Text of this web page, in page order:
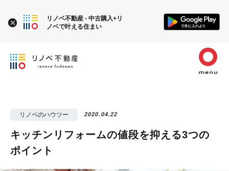
リノベのハウツー 2020.04.22
キッチンリフォームの値段を抑える3つの
ポイント
リノベ不動産 - 中古購入+リ
ノベで叶える住まい